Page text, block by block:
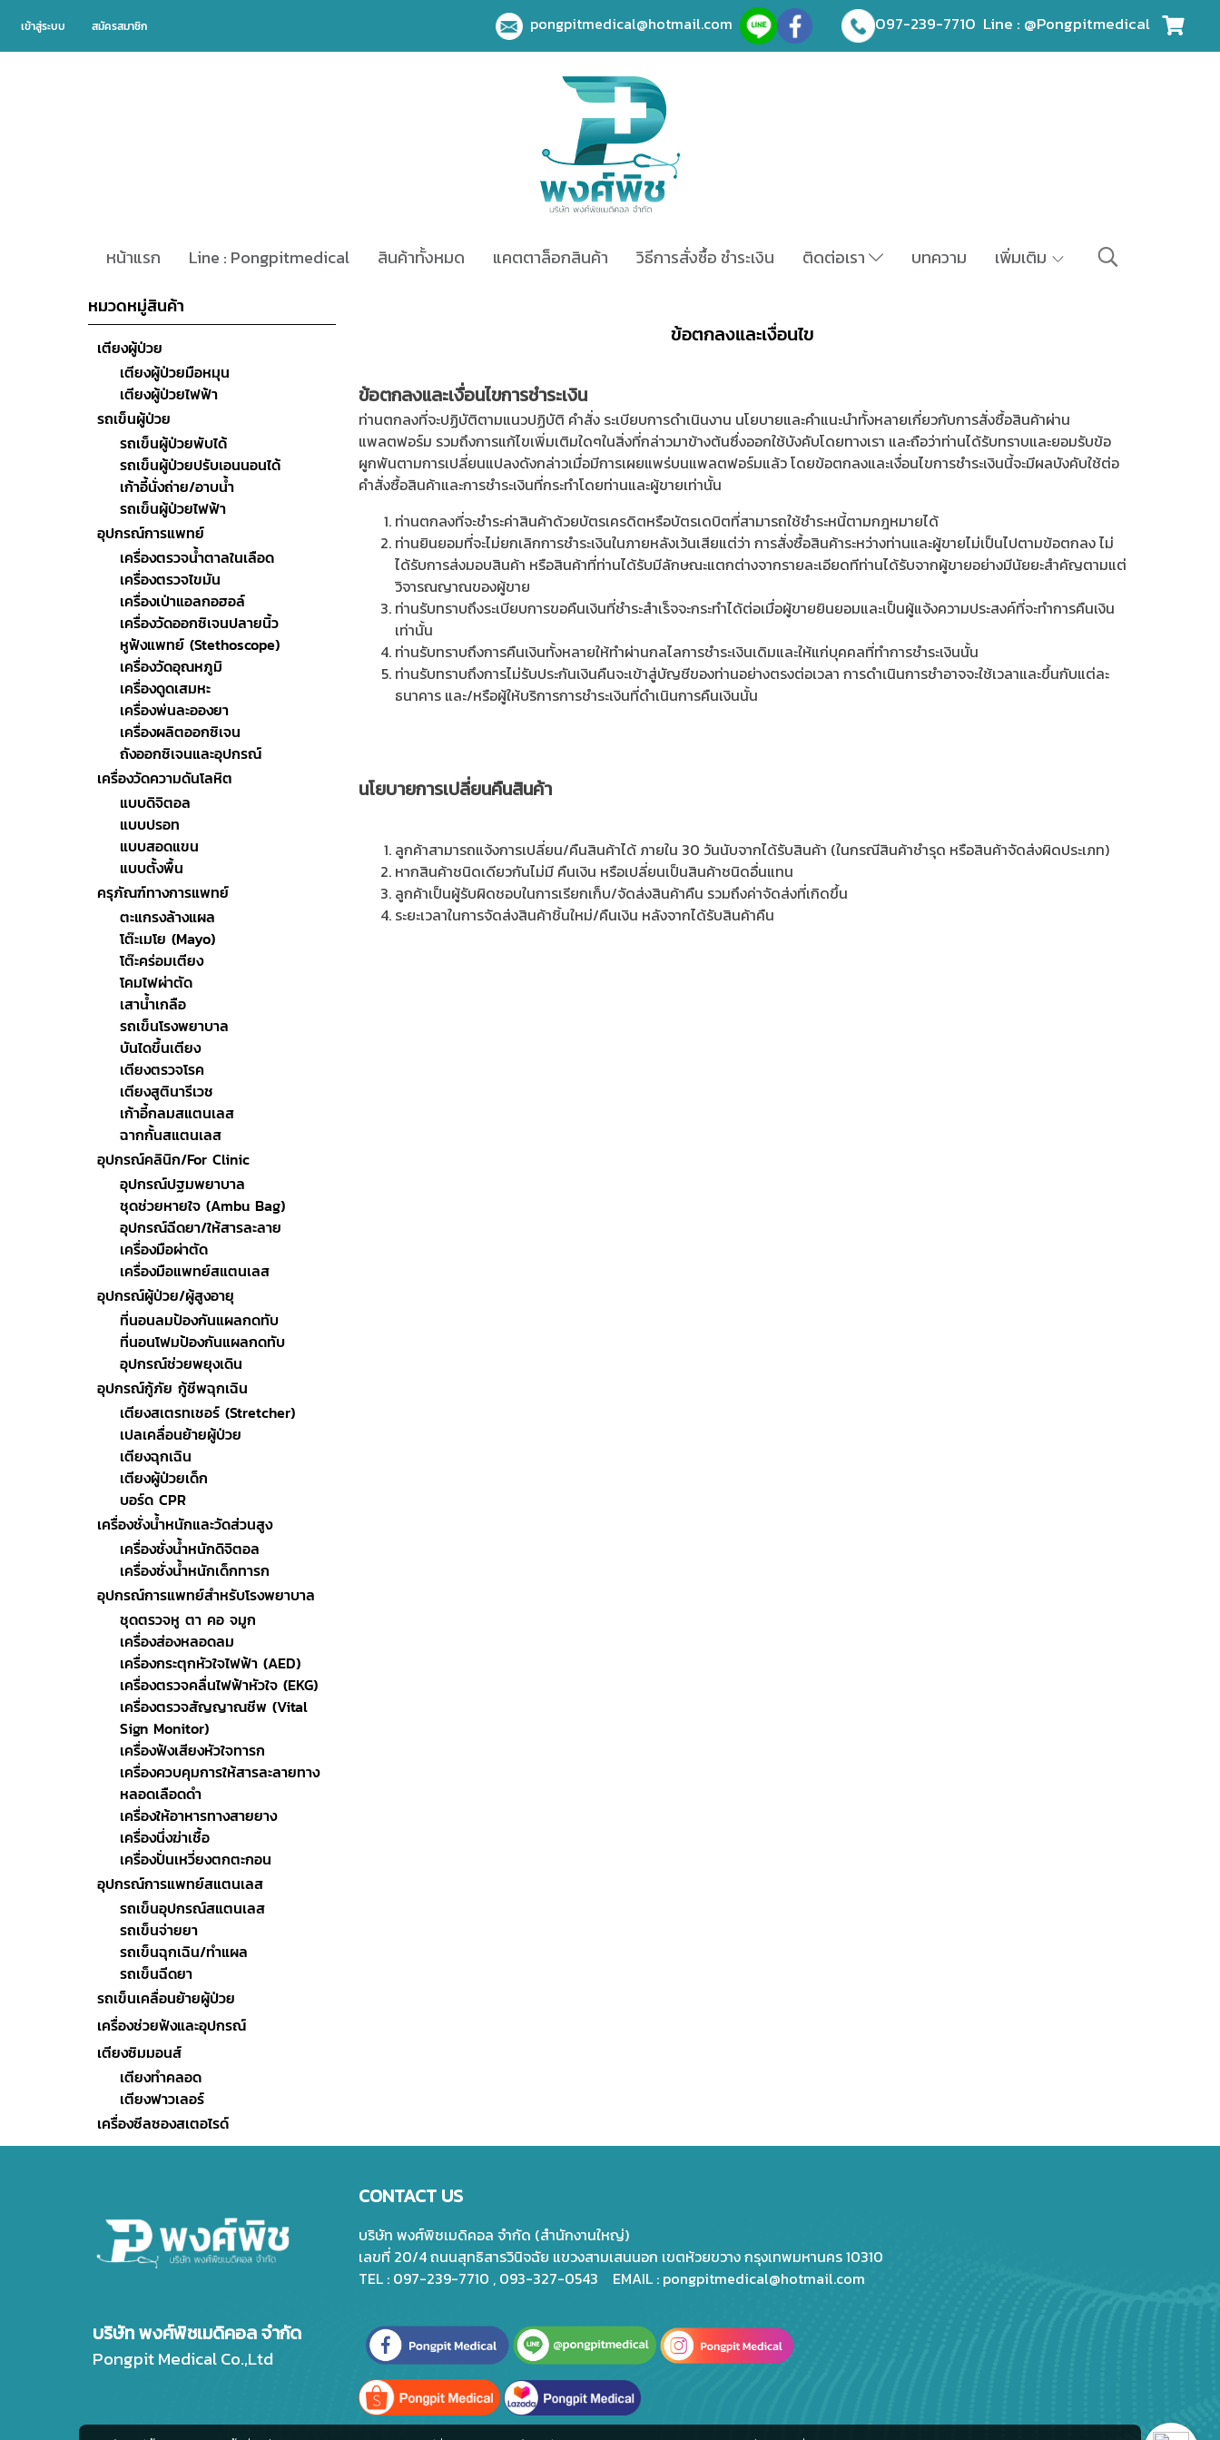
เข้าสู่ระบบ สมัครสมาชิก pongpitmedical@hotmail.com 097-239-7710 Line : @Pongpitmedical
หน้าแรก Line : Pongpitmedical สินค้าทั้งหมด แคตตาล็อกสินค้า วิธีการสั่งซื้อ ชำระเงิน ติดต่อเรา บทความ เพิ่มเติม
ข้อตกลงและเงื่อนไข
ข้อตกลงและเงื่อนไขการชำระเงิน
ท่านตกลงที่จะปฏิบัติตามแนวปฏิบัติ คำสั่ง ระเบียบการดำเนินงาน นโยบายและคำแนะนำทั้งหลายเกี่ยวกับการสั่งซื้อสินค้าผ่าน
แพลตฟอร์ม รวมถึงการแก้ไขเพิ่มเติมใดๆในสิ่งที่กล่าวมาข้างต้นซึ่งออกใช้บังคับโดยทางเรา และถือว่าท่านได้รับทราบและยอมรับข้อ
ผูกพันตามการเปลี่ยนแปลงดังกล่าวเมื่อมีการเผยแพร่บนแพลตฟอร์มแล้ว โดยข้อตกลงและเงื่อนไขการชำระเงินนี้จะมีผลบังคับใช้ต่อ
คำสั่งซื้อสินค้าและการชำระเงินที่กระทำโดยท่านและผู้ขายเท่านั้น
ท่านตกลงที่จะชำระค่าสินค้าด้วยบัตรเครดิตหรือบัตรเดบิตที่สามารถใช้ชำระหนี้ตามกฎหมายได้
ท่านยินยอมที่จะไม่ยกเลิกการชำระเงินในภายหลังเว้นเสียแต่ว่า การสั่งซื้อสินค้าระหว่างท่านและผู้ขายไม่เป็นไปตามข้อตกลง ไม่
ได้รับการส่งมอบสินค้า หรือสินค้าที่ท่านได้รับมีลักษณะแตกต่างจากรายละเอียดทีท่านได้รับจากผู้ขายอย่างมีนัยยะสำคัญตามแต่
วิจารณญาณของผู้ขาย
ท่านรับทราบถึงระเบียบการขอคืนเงินที่ชำระสำเร็จจะกระทำได้ต่อเมื่อผู้ขายยินยอมและเป็นผู้แจ้งความประสงค์ที่จะทำการคืนเงิน
เท่านั้น
ท่านรับทราบถึงการคืนเงินทั้งหลายให้ทำผ่านกลไลการชำระเงินเดิมและให้แก่บุคคลที่ทำการชำระเงินนั้น
ท่านรับทราบถึงการไม่รับประกันเงินคืนจะเข้าสู่บัญชีของท่านอย่างตรงต่อเวลา การดำเนินการชำอาจจะใช้เวลาและขึ้นกับแต่ละ
ธนาคาร และ/หรือผู้ให้บริการการชำระเงินที่ดำเนินการคืนเงินนั้น
นโยบายการเปลี่ยนคืนสินค้า
ลูกค้าสามารถแจ้งการเปลี่ยน/คืนสินค้าได้ ภายใน 30 วันนับจากได้รับสินค้า (ในกรณีสินค้าชำรุด หรือสินค้าจัดส่งผิดประเภท)
หากสินค้าชนิดเดียวกันไม่มี คืนเงิน หรือเปลี่ยนเป็นสินค้าชนิดอื่นแทน
ลูกค้าเป็นผู้รับผิดชอบในการเรียกเก็บ/จัดส่งสินค้าคืน รวมถึงค่าจัดส่งที่เกิดขึ้น
ระยะเวลาในการจัดส่งสินค้าชิ้นใหม่/คืนเงิน หลังจากได้รับสินค้าคืน
หมวดหมู่สินค้า
เตียงผู้ป่วย
เตียงผู้ป่วยมือหมุน
เตียงผู้ป่วยไฟฟ้า
รถเข็นผู้ป่วย
รถเข็นผู้ป่วยพับได้
รถเข็นผู้ป่วยปรับเอนนอนได้
เก้าอี้นั่งถ่าย/อาบน้ำ
รถเข็นผู้ป่วยไฟฟ้า
อุปกรณ์การแพทย์
เครื่องตรวจน้ำตาลในเลือด
เครื่องตรวจไขมัน
เครื่องเป่าแอลกอฮอล์
เครื่องวัดออกซิเจนปลายนิ้ว
หูฟังแพทย์ (Stethoscope)
เครื่องวัดอุณหภูมิ
เครื่องดูดเสมหะ
เครื่องพ่นละอองยา
เครื่องผลิตออกซิเจน
ถังออกซิเจนและอุปกรณ์
เครื่องวัดความดันโลหิต
แบบดิจิตอล
แบบปรอท
แบบสอดแขน
แบบตั้งพื้น
ครุภัณฑ์ทางการแพทย์
ตะแกรงล้างแผล
โต๊ะเมโย (Mayo)
โต๊ะคร่อมเตียง
โคมไฟผ่าตัด
เสาน้ำเกลือ
รถเข็นโรงพยาบาล
บันไดขึ้นเตียง
เตียงตรวจโรค
เตียงสูตินารีเวช
เก้าอี้กลมสแตนเลส
ฉากกั้นสแตนเลส
อุปกรณ์คลินิก/For Clinic
อุปกรณ์ปฐมพยาบาล
ชุดช่วยหายใจ (Ambu Bag)
อุปกรณ์ฉีดยา/ให้สารละลาย
เครื่องมือผ่าตัด
เครื่องมือแพทย์สแตนเลส
อุปกรณ์ผู้ป่วย/ผู้สูงอายุ
ที่นอนลมป้องกันแผลกดทับ
ที่นอนโฟมป้องกันแผลกดทับ
อุปกรณ์ช่วยพยุงเดิน
อุปกรณ์กู้ภัย กู้ชีพฉุกเฉิน
เตียงสเตรทเชอร์ (Stretcher)
เปลเคลื่อนย้ายผู้ป่วย
เตียงฉุกเฉิน
เตียงผู้ป่วยเด็ก
บอร์ด CPR
เครื่องชั่งน้ำหนักและวัดส่วนสูง
เครื่องชั่งน้ำหนักดิจิตอล
เครื่องชั่งน้ำหนักเด็กทารก
อุปกรณ์การแพทย์สำหรับโรงพยาบาล
ชุดตรวจหู ตา คอ จมูก
เครื่องส่องหลอดลม
เครื่องกระตุกหัวใจไฟฟ้า (AED)
เครื่องตรวจคลื่นไฟฟ้าหัวใจ (EKG)
เครื่องตรวจสัญญาณชีพ (Vital
Sign Monitor)
เครื่องฟังเสียงหัวใจทารก
เครื่องควบคุมการให้สารละลายทาง
หลอดเลือดดำ
เครื่องให้อาหารทางสายยาง
เครื่องนึ่งฆ่าเชื้อ
เครื่องปั่นเหวี่ยงตกตะกอน
อุปกรณ์การแพทย์สแตนเลส
รถเข็นอุปกรณ์สแตนเลส
รถเข็นจ่ายยา
รถเข็นฉุกเฉิน/ทำแผล
รถเข็นฉีดยา
รถเข็นเคลื่อนย้ายผู้ป่วย
เครื่องช่วยฟังและอุปกรณ์
เตียงซิมมอนส์
เตียงทำคลอด
เตียงฟาวเลอร์
เครื่องซีลซองสเตอไรด์
บริษัท พงศ์พิชเมดิคอล จำกัด
Pongpit Medical Co.,Ltd
CONTACT US
บริษัท พงศ์พิชเมดิคอล จำกัด (สำนักงานใหญ่)
เลขที่ 20/4 ถนนสุทธิสารวินิจฉัย แขวงสามเสนนอก เขตห้วยขวาง กรุงเทพมหานคร 10310
TEL : 097-239-7710 , 093-327-0543 EMAIL : pongpitmedical@hotmail.com